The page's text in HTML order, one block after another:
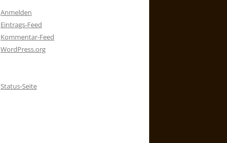
Anmelden
Eintrags-Feed
Kommentar-Feed
WordPress.org
Status-Seite